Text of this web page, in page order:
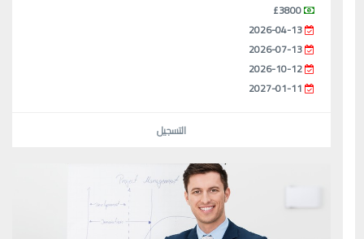
£3800
2026-04-13
2026-07-13
2026-10-12
2027-01-11
التسجيل